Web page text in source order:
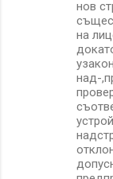
нов
на
над-